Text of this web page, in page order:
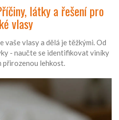
látky a řešení pro
vlasy
vlasy a dělá je těžkými. Od
- naučte se identifikovat viníky
lehkost.